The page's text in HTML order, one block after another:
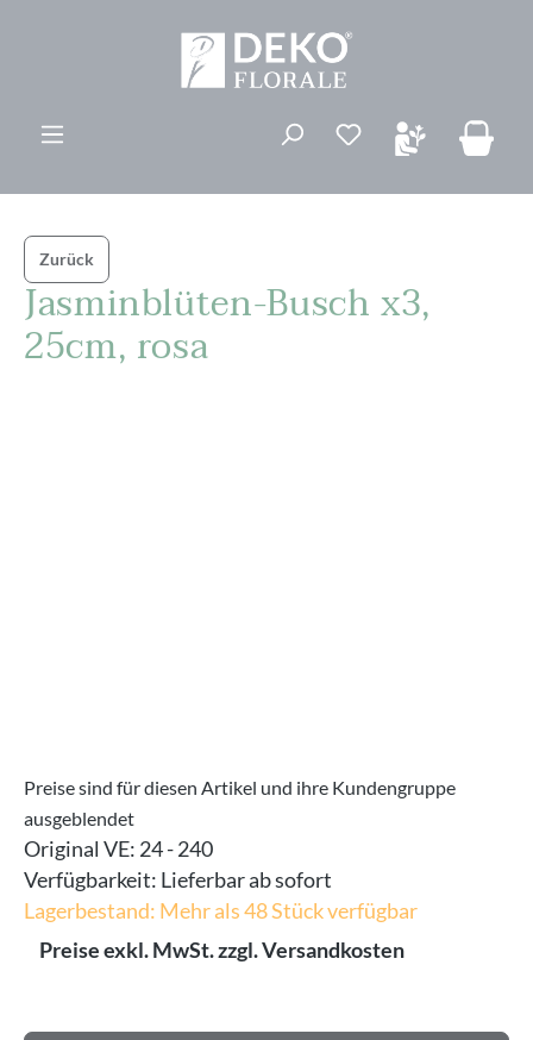
Du hast 0
Zurück
Jasminblüten-Busch x3,
25cm, rosa
Preise sind für diesen Artikel und ihre Kundengruppe
ausgeblendet
Original VE: 24 - 240
Verfügbarkeit: Lieferbar ab sofort
Lagerbestand: Mehr als 48 Stück verfügbar
Preise exkl. MwSt. zzgl. Versandkosten